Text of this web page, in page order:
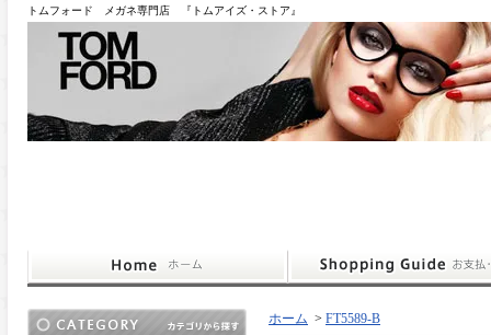
トムフォード メガネ専門店 『トムアイズ・ストア』
ホーム > FT5589-B